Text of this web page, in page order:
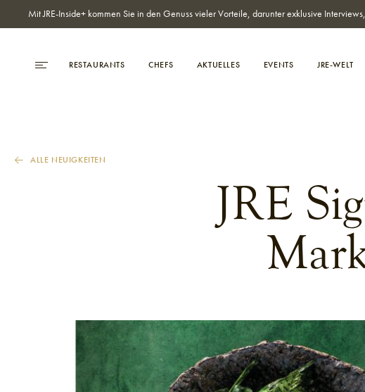
Mit JRE-Inside+ kommen Sie in den Genuss vieler Vorteile, darunter exklusive
RESTAURANTS CHEFS AKTUELLES EVENTS JRE-WELT
ALLE NEUIGKEITEN
JRE